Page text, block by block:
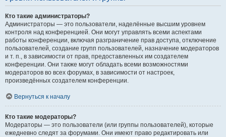
Кто такие администраторы?
Администраторы — это пользователи, наделённые высшим уровнем
контроля над конференцией. Они могут управлять всеми аспектами
работы конференции, включая разграничение прав доступа, отключение
пользователей, создание групп пользователей, назначение модераторов
и т. п., в зависимости от прав, предоставленных им создателем
конференции. Они также могут обладать всеми возможностями
модераторов во всех форумах, в зависимости от настроек,
произведённых создателем конференции.
Вернуться к началу
Кто такие модераторы?
Модераторы — это пользователи (или группы пользователей), которые
ежедневно следят за форумами. Они имеют право редактировать или